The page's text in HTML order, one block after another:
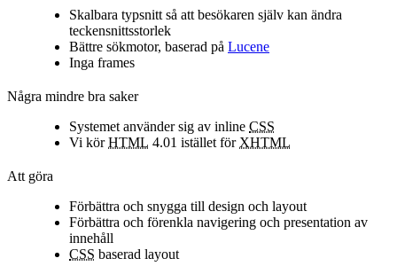
Skalbara typsnitt så att besökaren själv kan ändra
teckensnittsstorlek
Bättre sökmotor, baserad på Lucene
Inga frames
Några mindre bra saker
Systemet använder sig av inline CSS
Vi körHTML 4.01 istället för XHTML
Att göra
Förbättra och snygga till design och layout
Förbättra och förenkla navigering och presentation av
innehåll
CSS baserad layout